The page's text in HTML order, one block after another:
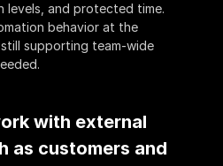
levels, and protected time.
behavior at the
supporting team-wide
with external
as customers and